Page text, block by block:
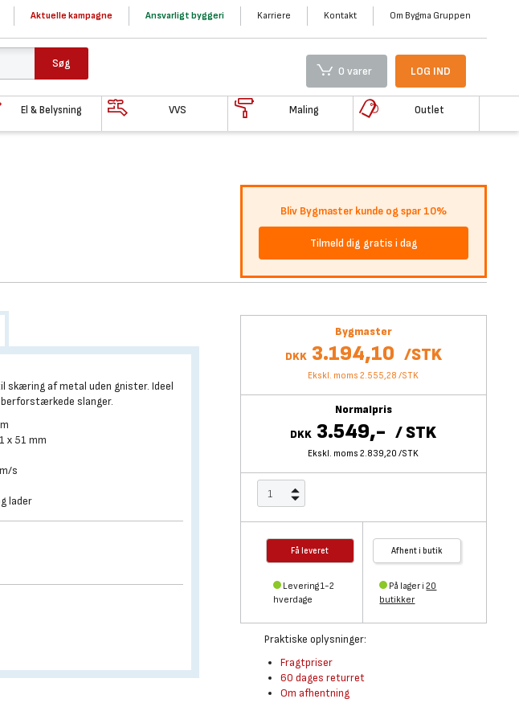
Aktuelle kampagne Ansvarligt byggeri Karriere Kontakt Om Bygma Gruppen
Søg
0 varer LOG IND
El & Belysning VVS Maling Outlet
Bliv Bygmaster kunde og spar 10%
Tilmeld dig gratis i dag
Bygmaster
DKK 3.194,10 /STK
Ekskl. moms 2.555,28 /STK
Normalpris
DKK 3.549,- /STK
Ekskl. moms 2.839,20 /STK
Få leveret
Levering 1-2
hverdage
Afhent i butik
På lager i20
butikker
Praktiske oplysninger:
Fragtpriser
60 dages returret
Om afhentning
skæring af metal uden gnister. Ideel
slanger.
x 51 mm
s
lader